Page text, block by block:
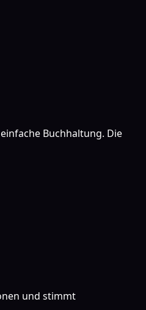
Buchhaltung. Die
und stimmt